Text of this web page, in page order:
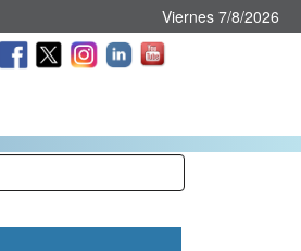
Viernes 7/8/2026